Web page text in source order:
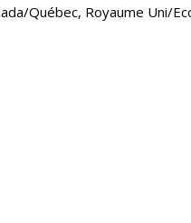
Québec, Royaume Uni/